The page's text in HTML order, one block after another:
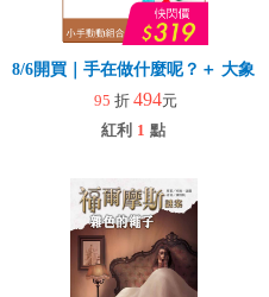
8/6開買｜手在做什麼呢？＋ 大象
95 折 494元
紅利 1 點